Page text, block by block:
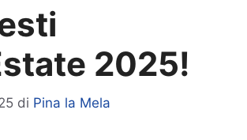
2025!
di Pina la Mela